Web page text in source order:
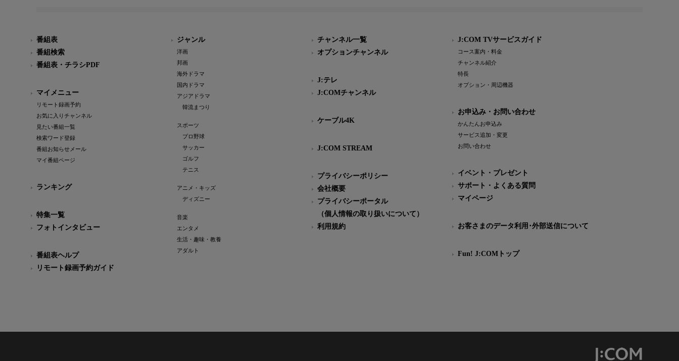
番組表
番組検索
番組表・チラシPDF
マイメニュー
リモート録画予約
お気に入りチャンネル
見たい番組一覧
検索ワード登録
番組お知らせメール
マイ番組ページ
ランキング
特集一覧
フォトインタビュー
番組表ヘルプ
リモート録画予約ガイド
ジャンル
洋画
邦画
海外ドラマ
国内ドラマ
アジアドラマ
韓流まつり
スポーツ
プロ野球
サッカー
ゴルフ
テニス
アニメ・キッズ
ディズニー
音楽
エンタメ
生活・趣味・教養
アダルト
チャンネル一覧
オプションチャンネル
J:テレ
J:COMチャンネル
ケーブル4K
J:COM STREAM
プライバシーポリシー
会社概要
プライバシーポータル
（個人情報の取り扱いについて）
利用規約
J:COM TVサービスガイド
コース案内・料金
チャンネル紹介
特長
オプション・周辺機器
お申込み・お問い合わせ
かんたんお申込み
サービス追加・変更
お問い合わせ
イベント・プレゼント
サポート・よくある質問
マイページ
お客さまのデータ利用･外部送信について
Fun! J:COMトップ